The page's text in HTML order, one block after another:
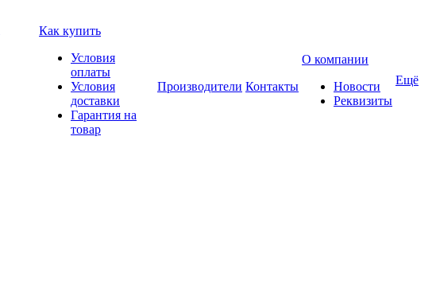
Как купить
Условия
оплаты
Условия
доставки
Гарантия на
товар
Производители Контакты
О компании
Новости
Реквизиты
Ещё